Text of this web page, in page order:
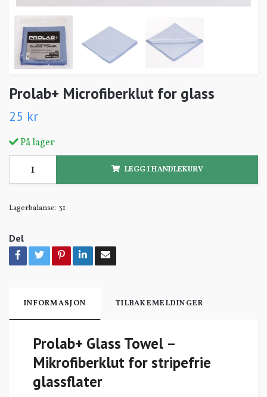
Prolab+ Microfiberklut for glass
25 kr
På lager
LEGG I HANDLEKURV
Lagerbalanse: 31
Del
INFORMASJON TILBAKEMELDINGER
Prolab+ Glass Towel –
Mikrofiberklut for stripefrie
glassflater